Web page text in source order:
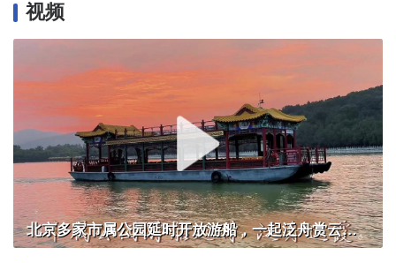
视频
北京多家市属公园延时开放游船，一起泛舟赏云霞！